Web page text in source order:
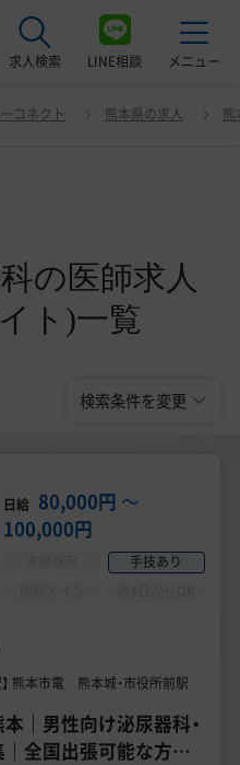
求人検索 LINE相談 メニュー
はこちら
ンツ
報
職体験談
コネクト 熊本県の求人 熊
の医師求人
ト)一覧
検索条件を変更
勤・アルバイト)一
変更
日給 80,000円 〜
100,000円
手技あり
熊本市電 熊本城・市役所前駅
本｜男性向け泌尿器科・
｜全国出張可能な方歓